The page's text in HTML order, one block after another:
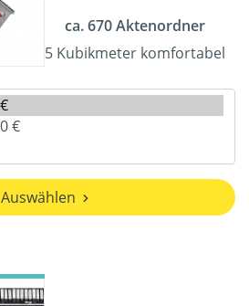
ca. 670 Aktenordner
5 Kubikmeter komfortabel
Auswählen